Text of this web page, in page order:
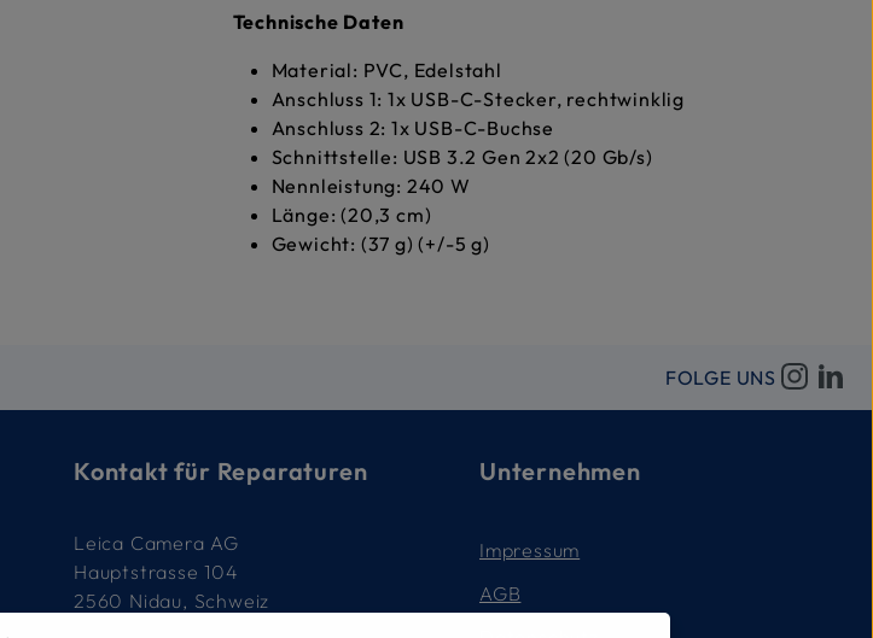
Technische Daten
Material: PVC, Edelstahl
Anschluss 1: 1x USB-C-Stecker, rechtwinklig
Anschluss 2: 1x USB-C-Buchse
Schnittstelle: USB 3.2 Gen 2x2 (20 Gb/s)
Nennleistung: 240 W
Länge: (20,3 cm)
Gewicht: (37 g) (+/-5 g)
FOLGE UNS
Kontakt für Reparaturen
Leica Camera AG
Hauptstrasse 104
2560 Nidau, Schweiz
Unternehmen
Impressum
AGB